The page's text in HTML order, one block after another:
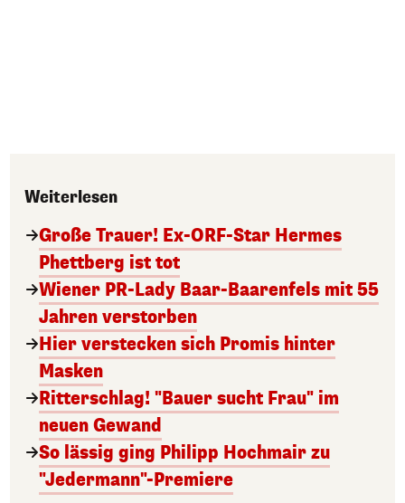
Weiterlesen
Große Trauer! Ex-ORF-Star Hermes
Phettberg ist tot
Wiener PR-Lady Baar-Baarenfels mit 55
Jahren verstorben
Hier verstecken sich Promis hinter
Masken
Ritterschlag! "Bauer sucht Frau" im
neuen Gewand
So lässig ging Philipp Hochmair zu
"Jedermann"-Premiere